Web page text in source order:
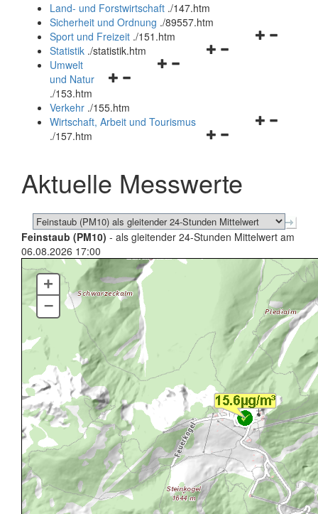
und
schließen
Land- und Forstwirtschaft ./147.htm
Sicherheit und Ordnung ./89557.htm
Navigationsmenü
Sport und Freizeit ./151.htm
Navigationsmenü
Statistik ./statistik.htm
Navigationsmenü
und
schließen
Umwelt
und Natur
./153.htm
Verkehr ./155.htm
Navigationsmenü
schließen
Wirtschaft, Arbeit und Tourismus
./157.htm
Aktuelle Messwerte
Feinstaub (PM10) - als gleitender 24-Stunden Mittelwert am
06.08.2026 17:00
+
–